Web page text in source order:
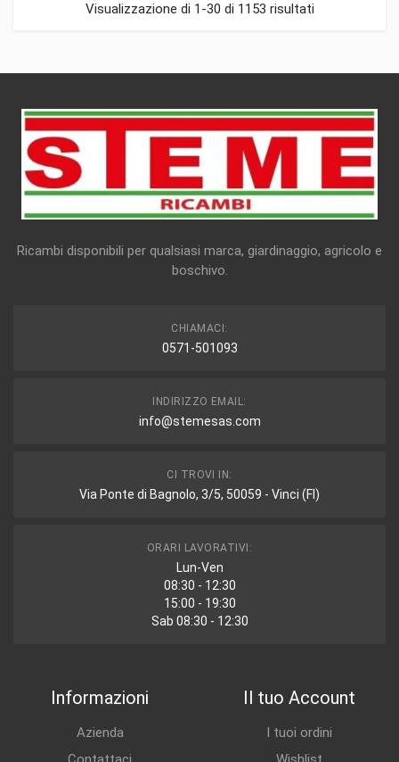
Visualizzazione di 1-30 di 1153 risultati
Ricambi disponibili per qualsiasi marca, giardinaggio, agricolo e
boschivo.
CHIAMACI:
0571-501093
INDIRIZZO EMAIL:
info@stemesas.com
CI TROVI IN:
Via Ponte di Bagnolo, 3/5, 50059 - Vinci (FI)
ORARI LAVORATIVI:
Lun-Ven
08:30 - 12:30
15:00 - 19:30
Sab 08:30 - 12:30
Informazioni
Azienda
Il tuo Account
I tuoi ordini